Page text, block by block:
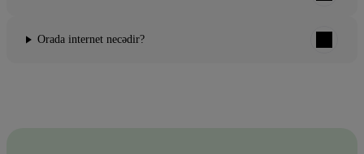
Orada internet necədir?